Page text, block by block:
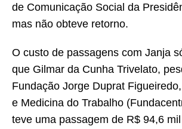
de Comunicação Social da
mas não obteve retorno.
O custo de passagens com Janja
que Gilmar da Cunha Trivelato,
Fundação Jorge Duprat
e Medicina do Trabalho
teve uma passagem de R$ 94,6